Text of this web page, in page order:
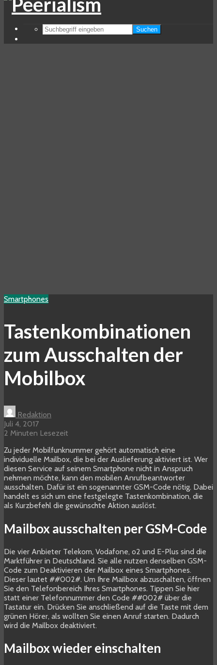
Suchen
Smartphones
Tastenkombinationen
zum Ausschalten der
Mobilbox
Redaktion
Juli 4, 2017
2 Minuten Lesezeit
Zu jeder Mobilfunknummer gehört automatisch eine
individuelle Mailbox, die bei der Auslieferung aktiviert ist. Wer
diesen Service auf seinem Smartphone nicht in Anspruch
nehmen möchte, kann den mobilen Anrufbeantworter
ausschalten. Dafür ist ein sogenannter GSM-Code nötig. Dabei
handelt es sich um eine festgelegte Tastenkombination, die
als Kurzbefehl die gewünschte Aktion auslöst.
Mailbox ausschalten per GSM-Code
Die vier Anbieter Telekom, Vodafone, o2 und E-Plus sind die
Marktführer in Deutschland. Sie alle nutzen denselben GSM-
Code zum Deaktivieren der Mailbox eines Smartphones.
Dieser lautet ##002#. Um Ihre Mailbox abzuschalten, öffnen
Sie den Telefonbereich Ihres Smartphones. Tippen Sie hier
statt einer Telefonnummer den Code ##002# über die
Tastatur ein. Drücken Sie anschließend auf die Taste mit dem
grünen Hörer, als wollten Sie einen Anruf starten. Dadurch
wird die Mailbox deaktiviert.
Mailbox wieder einschalten